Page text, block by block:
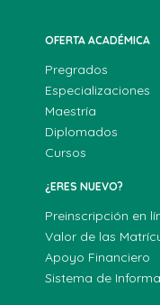
OFERTA ACADÉMICA
Pregrados
Especializaciones
Maestría
Diplomados
Cursos
¿ERES NUEVO?
Preinscripción en
Valor de las
Apoyo Financiero
Sistema de